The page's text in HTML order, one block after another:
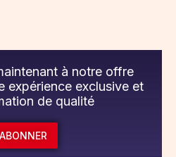
à notre offre
expérience exclusive et
de qualité